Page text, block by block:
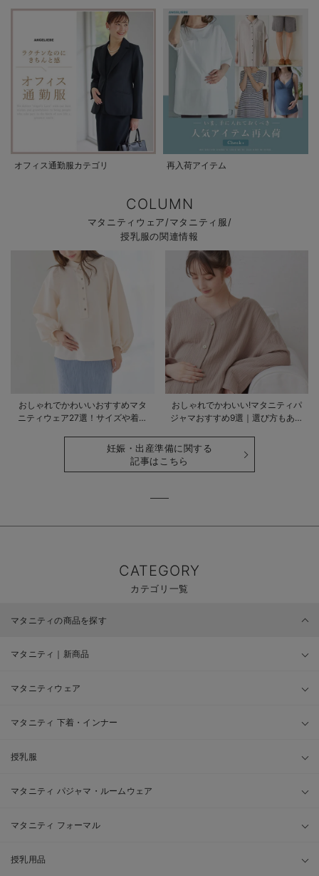
オフィス通勤服カテゴリ 再入荷アイテム
COLUMN
マタニティウェア/マタニティ服/
授乳服の関連情報
おしゃれでかわいいおすすめマタ
ニティウェア27選！サイズや着る
おしゃれでかわいい!マタニティパ
ジャマおすすめ9選｜選び方もあわ
妊娠・出産準備に関する
記事はこちら
CATEGORY
カテゴリ一覧
マタニティの商品を探す
マタニティ｜新商品
マタニティウェア
マタニティ 下着・インナー
授乳服
マタニティ パジャマ・ルームウェア
マタニティ フォーマル
授乳用品